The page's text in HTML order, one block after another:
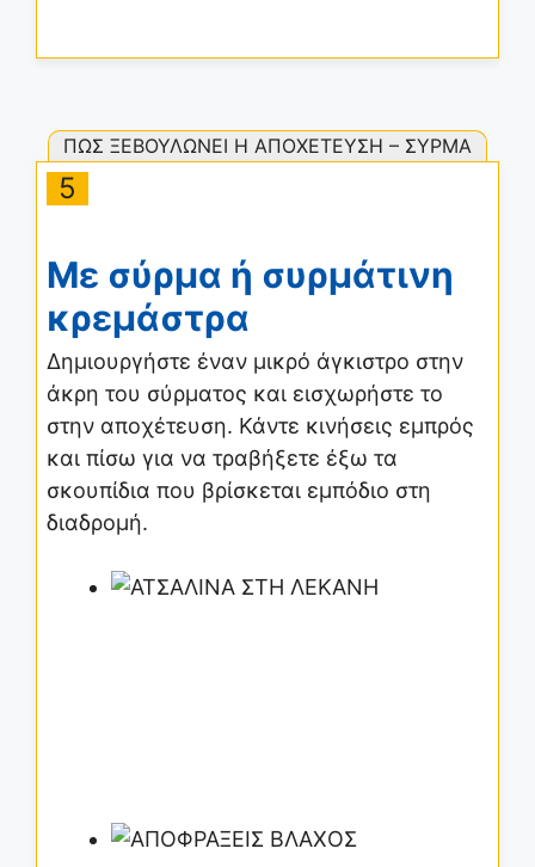
ΠΩΣ ΞΕΒΟΥΛΩΝΕΙ Η ΑΠΟΧΕΤΕΥΣΗ – ΣΥΡΜΑ
5
Με σύρμα ή συρμάτινη
κρεμάστρα
Δημιουργήστε έναν μικρό άγκιστρο στην
άκρη του σύρματος και εισχωρήστε το
στην αποχέτευση. Κάντε κινήσεις εμπρός
και πίσω για να τραβήξετε έξω τα
σκουπίδια που βρίσκεται εμπόδιο στη
διαδρομή.